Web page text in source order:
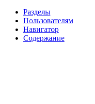
Разделы
Пользователям
Навигатор
Содержание